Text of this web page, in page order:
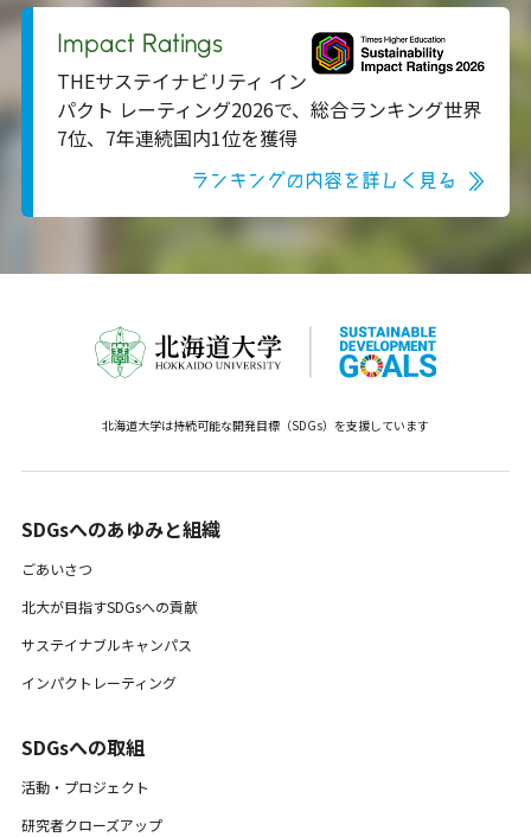
Impact Ratings
THEサステイナビリティ イン
パクト レーティング2026で、総合ランキング世界
7位、7年連続国内1位を獲得
ランキングの内容を詳しく見る
北海道大学は持続可能な開発目標（SDGs）を支援しています
SDGsへのあゆみと組織 ​
ごあいさつ
北大が目指すSDGsへの貢献
サステイナブルキャンパス
インパクトレーティング
SDGsへの取組
活動・プロジェクト
研究者クローズアップ